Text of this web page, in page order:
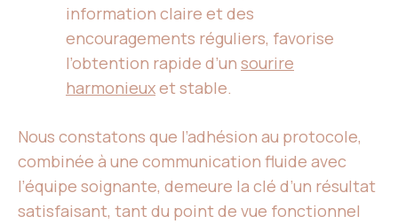
information claire et des
encouragements réguliers, favorise
l’obtention rapide d’un sourire
harmonieuxet stable.
Nous constatons que l’adhésion au protocole,
combinée à une communication fluide avec
l’équipe soignante, demeure la clé d’un résultat
satisfaisant, tant du point de vue fonctionnel